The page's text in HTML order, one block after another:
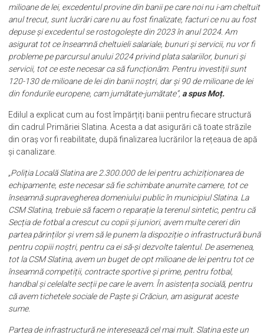
milioane de lei, excedentul provine din banii pe care noi nu i-am cheltuit
anul trecut, sunt lucrări care nu au fost finalizate, facturi ce nu au fost
depuse și excedentul se rostogolește din 2023 în anul 2024. Am
asigurat tot ce înseamnă cheltuieli salariale, bunuri și servicii, nu vor fi
probleme pe parcursul anului 2024 privind plata salariilor, bunuri și
servicii, tot ce este necesar ca să funcționăm. Pentru investiții sunt
120-130 de milioane de lei din banii noștri, dar și 90 de milioane de lei
din fondurile europene, cam jumătate-jumătate”, a spus Moț.
Edilul a explicat cum au fost împărțiți banii pentru fiecare structură
din cadrul Primăriei Slatina. Acesta a dat asigurări că toate străzile
din oraș vor fi reabilitate, după finalizarea lucrărilor la rețeaua de apă
și canalizare.
„Poliția Locală Slatina are 2.300.000 de lei pentru achiziționarea de
echipamente, este necesar să fie schimbate anumite camere, tot ce
înseamnă supravegherea domeniului public în municipiul Slatina. La
CSM Slatina, trebuie să facem o reparație la terenul sintetic, pentru că
Secția de fotbal a crescut cu copii și juniori, avem multe cereri din
partea părinților și vrem să le punem la dispoziție o infrastructură bună
pentru copiii noștri, pentru ca ei să-și dezvolte talentul. De asemenea,
tot la CSM Slatina, avem un buget de opt milioane de lei pentru tot ce
înseamnă competiții, contracte sportive și prime, pentru fotbal,
handbal și celelalte secții pe care le avem. În asistența socială, pentru
că avem tichetele sociale de Paște și Crăciun, am asigurat aceste
sume.
Partea de infrastructură ne interesează cel mai mult. Slatina este un